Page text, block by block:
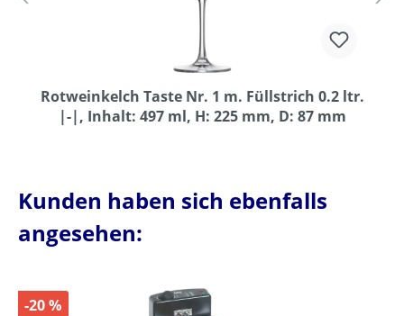
Rotweinkelch Taste Nr. 1 m. Füllstrich 0.2 ltr.
|-|, Inhalt: 497 ml, H: 225 mm, D: 87 mm
Kunden haben sich ebenfalls
angesehen:
-20 %